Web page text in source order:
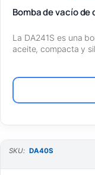
Bomba de vacío de
La DA241S es una
aceite, compacta y
SKU: DA40S